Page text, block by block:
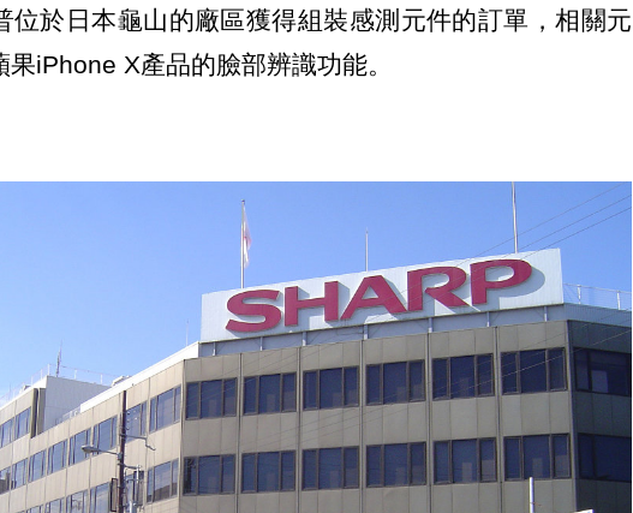
位於日本龜山的廠區獲得組裝感測元件的訂單，相關元
iPhone X產品的臉部辨識功能。